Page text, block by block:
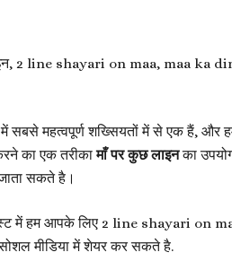
2 line shayari on maa, maa ka
में सबसे महत्वपूर्ण शख्सियतों में से एक हैं, और
का एक तरीकामाँ पर कुछ लाइनका
सकते है।
में हम आपके लिए 2 line shayari on
मीडिया में शेयर कर सकते है.